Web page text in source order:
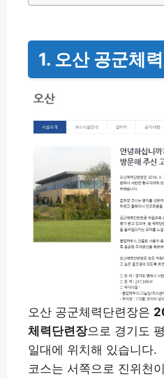
1. 오산 공군체
오산 공군체력단련장은
체력단련장으로 경기도
일대에 위치해 있습니다.
코스는 서쪽으로 진위천